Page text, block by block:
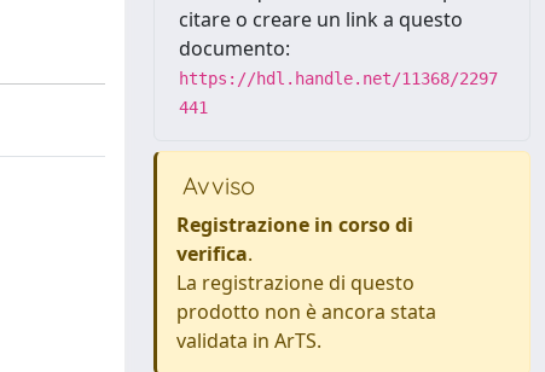
citare o creare un link a questo
documento:
https://hdl.handle.net/11368/2297
441
Avviso
Registrazione in corso di
verifica.
La registrazione di questo
prodotto non è ancora stata
validata in ArTS.